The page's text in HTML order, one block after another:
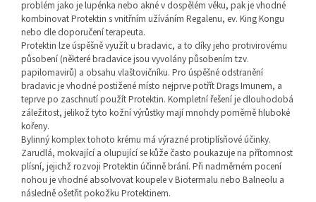
problém jako je lupénka nebo akné v dospělém věku, pak je vhodné
kombinovat Protektin s vnitřním užíváním Regalenu, ev. King Kongu
nebo dle doporučení terapeuta.
Protektin lze úspěšně využít u bradavic, a to díky jeho protivirovému
působení (některé bradavice jsou vyvolány působením tzv.
papilomavirů) a obsahu vlaštovičníku. Pro úspěšné odstranění
bradavic je vhodné postižené místo nejprve potřít Drags Imunem, a
teprve po zaschnutí použít Protektin. Kompletní řešení je dlouhodobá
záležitost, jelikož tyto kožní výrůstky mají mnohdy poměrně hluboké
kořeny.
Bylinný komplex tohoto krému má výrazné protiplísňové účinky.
Zarudlá, mokvající a olupující se kůže často poukazuje na přítomnost
plísní, jejichž rozvoji Protektin účinně brání. Při nadměrném pocení
nohou je vhodné absolvovat koupele v Biotermalu nebo Balneolu a
následně ošetřit pokožku Protektinem.